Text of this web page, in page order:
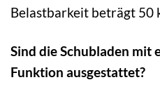
Belastbarkeit beträgt 50
Sind die Schubladen mit
Funktion ausgestattet?